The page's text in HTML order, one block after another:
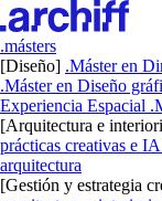
.másters
[Diseño] .Máster en
.Máster en Diseño
Experiencia Espacial
[Arquitectura e
prácticas creativas e IA
arquitectura
[Gestión y estrategia